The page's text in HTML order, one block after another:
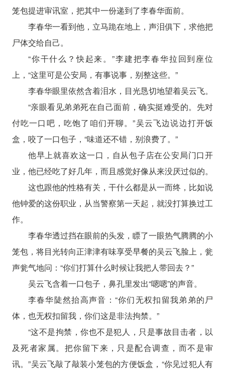
笼包提进审讯室，把其中一份递到了李春华面前。
李春华一看到他，立马跪在地上，声泪俱下，求他把
尸体交给自己。
“你干什么？快起来。”李建把李春华拉回到座位
上，“这里可是公安局，有事说事，别整这些。”
李春华眼里依然含着泪水，目光恳切地望着吴云飞。
“亲眼看见弟弟死在自己面前，确实挺难受的。先对
付吃一口吧，吃饱了咱们开聊。”吴云飞边说边打开饭
盒，咬了一口包子，“味道还不错，别浪费了。”
他早上就喜欢这一口，自从包子店在公安局门口开
业，他已经吃了好几年，而且感觉好像从来没厌过似的。
这也跟他的性格有关，干什么都是从一而终，比如说
他钟爱的这份职业，从当警察第一天起，就没打算换过工
作。
李春华透过挡在眼前的头发，瞟了一眼热气腾腾的小
笼包，将目光转向正津津有味享受早餐的吴云飞脸上，瓮
声瓮气地问：“你们打算什么时候让我把人带回去？”
吴云飞含着一口包子，鼻孔里发出“嗯嗯”的声音。
李春华陡然抬高声音：“你们无权扣留我弟弟的尸
体，也无权扣留我，你们这是非法拘禁。”
“这不是拘禁，你也不是犯人，只是事故目击者，以
及死者家属。把你留下来，只是配合调查，而不是审
讯。”吴云飞敲了敲装小笼包的方便饭盒，“你见过犯人有